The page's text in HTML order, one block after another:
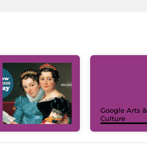
Google Arts &
Culture